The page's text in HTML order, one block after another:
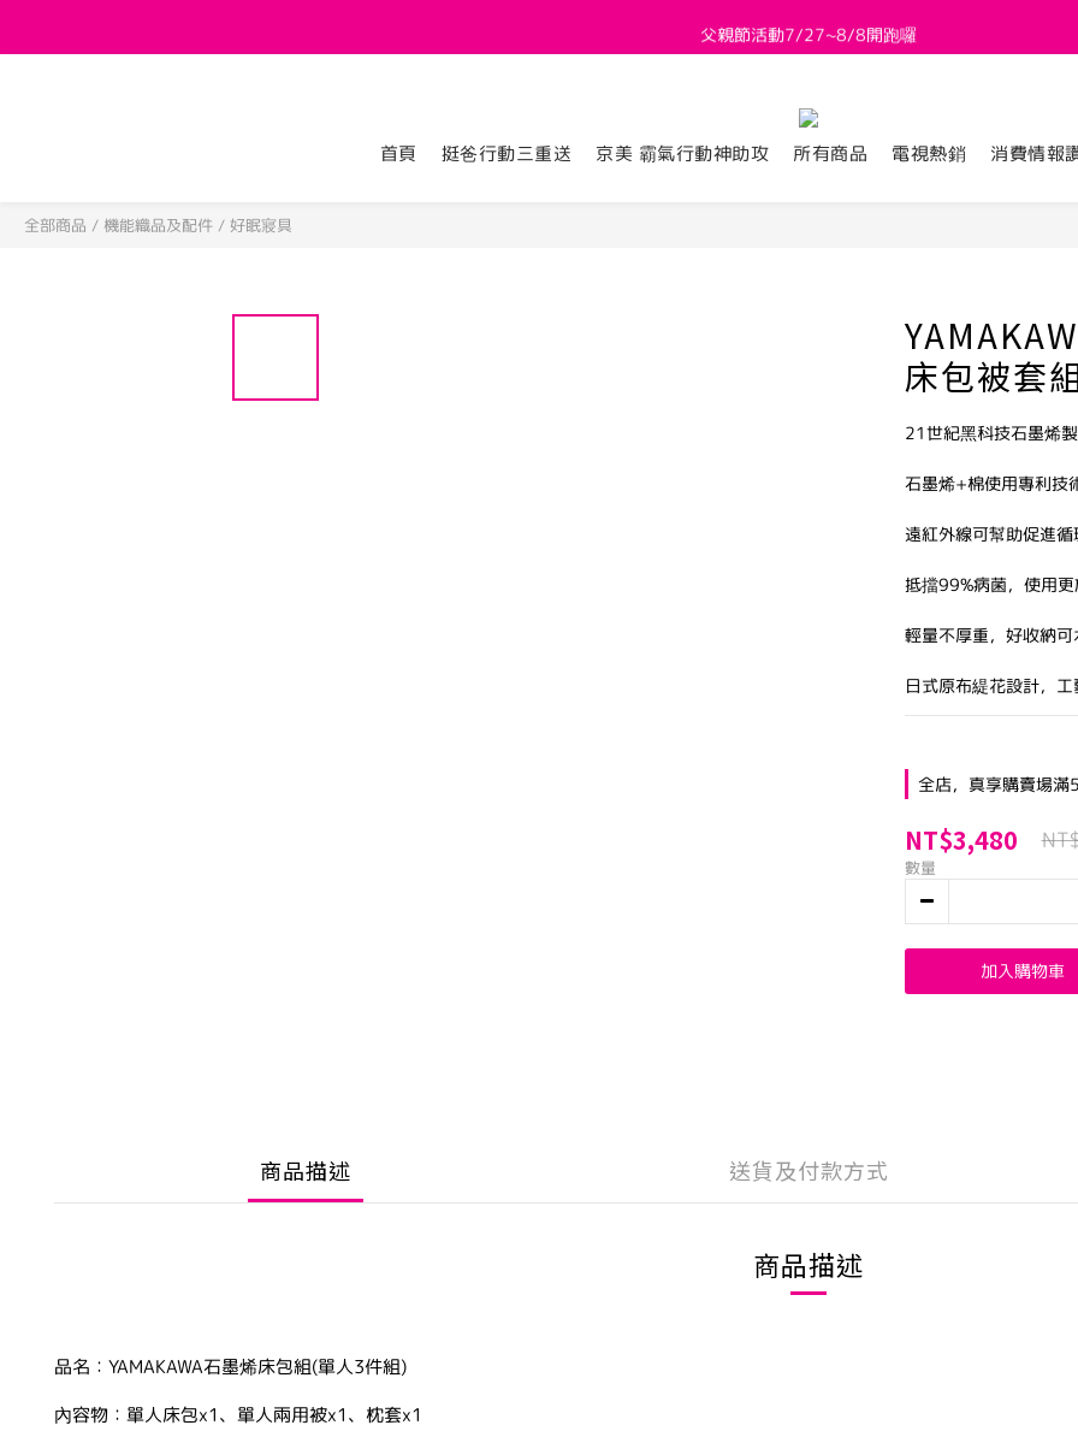
新會員送 $800購物金
父親節活動7/27~8/8開跑囉
首頁 挺爸行動三重送 京美 霸氣行動神助攻 所有商品 電視熱銷 消費情報
全部商品 / 機能織品及配件 / 好眠寢具
床包被套
21世紀黑科技石墨烯
石墨烯+棉使用專利技
遠紅外線可幫助促進
抵擋99%病菌，使用更
輕量不厚重，好收納可
日式原布緹花設計，
全店，真享購賣場滿
NT$3,480
數量
加入購物車
商品描述 送貨及付款方式
商品描述
品名：YAMAKAWA石墨烯床包組(單人3件組)
內容物：單人床包x1、單人兩用被x1、枕套x1